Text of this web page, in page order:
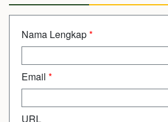
Nama Lengkap*
Email *
URL